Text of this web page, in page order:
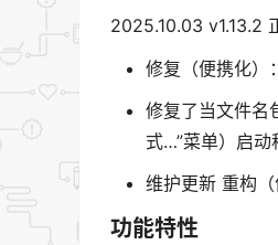
2025.10.03 v1.13.2
修复（便携化）
修复了当文件名
式…”菜单）启动
维护更新 重构
功能特性